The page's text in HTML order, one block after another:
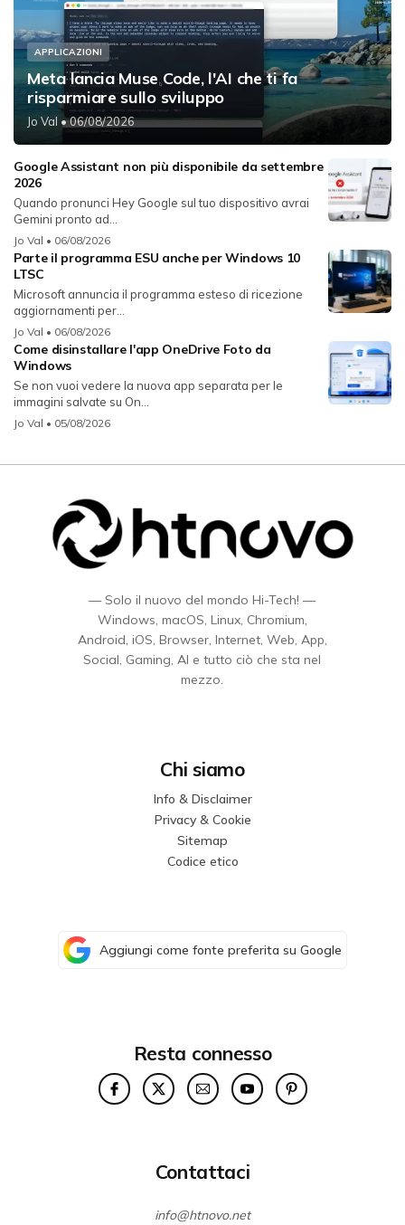
APPLICAZIONI
Meta lancia Muse Code, l'AI che ti fa
risparmiare sullo sviluppo
Jo Val • 06/08/2026
Google Assistant non più disponibile da settembre
2026
Quando pronunci Hey Google sul tuo dispositivo avrai
Gemini pronto ad...
Jo Val • 06/08/2026
Parte il programma ESU anche per Windows 10
LTSC
Microsoft annuncia il programma esteso di ricezione
aggiornamenti per...
Jo Val • 06/08/2026
Come disinstallare l'app OneDrive Foto da
Windows
Se non vuoi vedere la nuova app separata per le
immagini salvate su On...
Jo Val • 05/08/2026
— Solo il nuovo del mondo Hi-Tech! —
Windows, macOS, Linux, Chromium,
Android, iOS, Browser, Internet, Web, App,
Social, Gaming, AI e tutto ciò che sta nel
mezzo.
Chi siamo
Info & Disclaimer
Privacy & Cookie
Sitemap
Codice etico
Aggiungi come fonte preferita su Google
Resta connesso
Contattaci
info@htnovo.net